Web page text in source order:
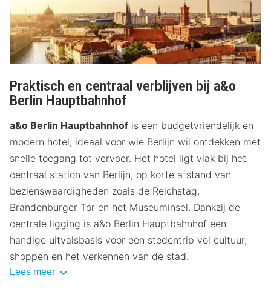
Praktisch en centraal verblijven bij a&o
Berlin Hauptbahnhof
a&o Berlin Hauptbahnhof is een budgetvriendelijk en
modern hotel, ideaal voor wie Berlijn wil ontdekken met
snelle toegang tot vervoer. Het hotel ligt vlak bij het
centraal station van Berlijn, op korte afstand van
bezienswaardigheden zoals de Reichstag,
Brandenburger Tor en het Museuminsel. Dankzij de
centrale ligging is a&o Berlin Hauptbahnhof een
handige uitvalsbasis voor een stedentrip vol cultuur,
shoppen en het verkennen van de stad.
Lees meer